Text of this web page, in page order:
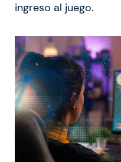
ingreso al juego.